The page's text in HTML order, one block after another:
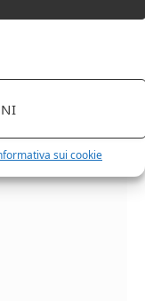
sui cookie
Montrachet